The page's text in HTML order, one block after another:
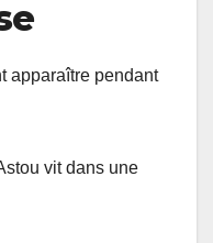
apparaître pendant
vit dans une